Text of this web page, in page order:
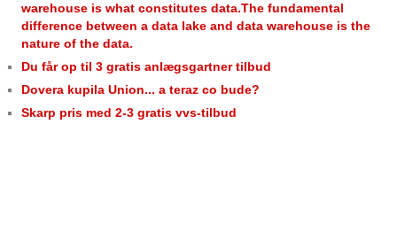
warehouse is what constitutes data.The fundamental
difference between a data lake and data warehouse is the
nature of the data.
Du får op til 3 gratis anlægsgartner tilbud
Dovera kupila Union... a teraz co bude?
Skarp pris med 2-3 gratis vvs-tilbud